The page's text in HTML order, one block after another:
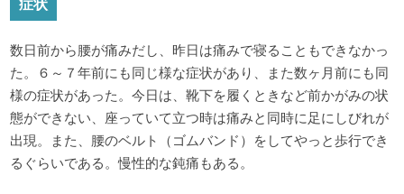
症状
数日前から腰が痛みだし、昨日は痛みで寝ることもできなかっ
た。６～７年前にも同じ様な症状があり、また数ヶ月前にも同
様の症状があった。今日は、靴下を履くときなど前かがみの状
態ができない、座っていて立つ時は痛みと同時に足にしびれが
出現。また、腰のベルト（ゴムバンド）をしてやっと歩行でき
るぐらいである。慢性的な鈍痛もある。